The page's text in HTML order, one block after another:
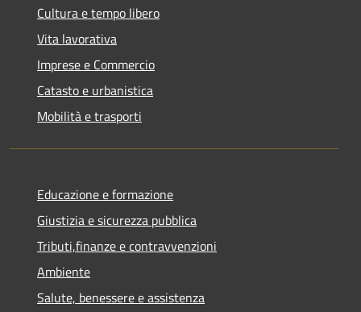
Cultura e tempo libero
Vita lavorativa
Imprese e Commercio
Catasto e urbanistica
Mobilità e trasporti
Educazione e formazione
Giustizia e sicurezza pubblica
Tributi,finanze e contravvenzioni
Ambiente
Salute, benessere e assistenza